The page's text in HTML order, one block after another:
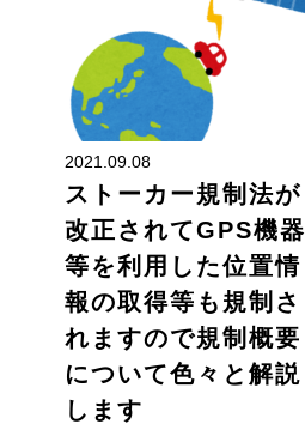
2021.09.08
ストーカー規制法が
改正されてGPS機器
等を利用した位置情
報の取得等も規制さ
れますので規制概要
について色々と解説
します